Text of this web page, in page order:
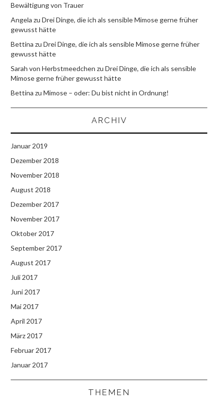
Bewältigung von Trauer
Angela zuDrei Dinge, die ich als sensible Mimose gerne früher
gewusst hätte
Bettina zuDrei Dinge, die ich als sensible Mimose gerne früher
gewusst hätte
Sarah von Herbstmeedchen zuDrei Dinge, die ich als sensible
Mimose gerne früher gewusst hätte
Bettina zuMimose – oder: Du bist nicht in Ordnung!
ARCHIV
Januar 2019
Dezember 2018
November 2018
August 2018
Dezember 2017
November 2017
Oktober 2017
September 2017
August 2017
Juli 2017
Juni 2017
Mai 2017
April 2017
März 2017
Februar 2017
Januar 2017
THEMEN